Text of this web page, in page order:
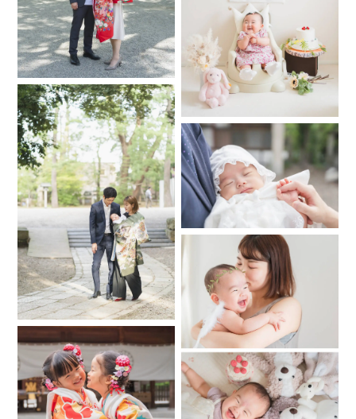
お写真となりますので
ご確認をよろしくお願いいたします
また皮むけやひっかき傷、
乳児湿疹などの修正加工は行いません
撮影中に赤ちゃんがぐずったり、
泣いたりした場合はあやしたり
ミルクを飲ませたりする時間が発生しますが、
その時間も撮影時間に含まれますので
お時間が心配な方は2枠以上のご予約がオススメです
【撮影プラン】
🌟1枠1時間ミニプラン
おくるみ1,2パターン・背景1パターン・ご家族フォト
最低保証納品枚数30枚
🌟2枠2時間スタンダードプラン←オススメ！
おくるみ２パターン・背景１〜２パターン・ご家族フォト
（ご兄弟）・
手足などのパーツカット
最低保証納品枚数60枚
小物は全てこちらで用意いたします
一緒に写したい小物（エコー写真や、指輪、ぬいぐるみ等）
がありましたら